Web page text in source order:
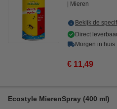
Mieren
Bekijk de
Direct
Morgen in huis
€ 11,49
Ecostyle MierenSpray (400 ml)